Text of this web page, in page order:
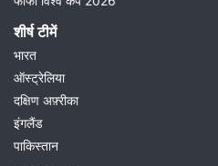
शीर्ष टीमें
भारत
ऑस्ट्रेलिया
दक्षिण अफ़्रीका
इंगलैंड
पाकिस्तान